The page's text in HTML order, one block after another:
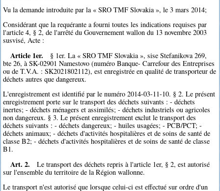
Vu la demande introduite par la « SRO TMF Slovakia », le 3 mars 2014;
Considérant que la requérante a fourni toutes les indications requises par
l'article 4, § 2, de l'arrêté du Gouvernement wallon du 13 novembre 2003
susvisé, Acte :
Article 1er.
§ 1er. La « SRO TMF Slovakia », sise Stefanikova 269,
bte 26, à SK-02901 Namestovo (numéro Banque- Carrefour des Entreprises
ou de T.V.A. : SK2021802112), est enregistrée en qualité de transporteur de
déchets autres que dangereux.
L'enregistrement est identifié par le numéro 2014-03-11-10. § 2. Le présent
enregistrement porte sur le transport des déchets suivants : - déchets
inertes; - déchets ménagers et assimilés; - déchets industriels ou agricoles
non dangereux. § 3. Le présent enregistrement exclut le transport des
déchets suivants : - déchets dangereux; - huiles usagées; - PCB/PCT; -
déchets animaux; - déchets d'activités hospitalières et de soins de santé de
classe B2; - déchets d'activités hospitalières et de soins de santé de classe
B1.
Art. 2.
Le transport des déchets repris à l'article 1er, § 2, est autorisé
sur l'ensemble du territoire de la Région wallonne.
Le transport n'est autorisé que lorsque celui-ci est effectué sur ordre d'un